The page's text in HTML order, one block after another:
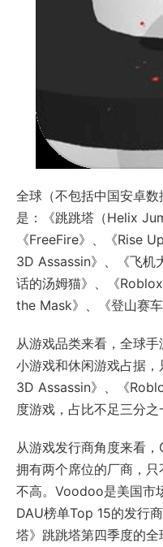
全球（不包括中国安卓
是：《跳跳塔（Helix
《FreeFire》、《Rise
3D Assassin》、《飞机
话的汤姆猫》、《
the Mask》、《登山赛
从游戏品类来看，全球
小游戏和休闲游戏占据
3D Assassin》、《
度游戏，占比不足三分之
从游戏发行商角度来看
拥有两个席位的厂商，
不高。Voodoo是美国市
DAU榜单Top 15的发行
塔》跳跳塔第四季度的